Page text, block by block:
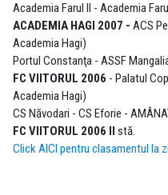
Academia Farul II - Academia
ACADEMIA HAGI 2007 - ACS
Academia Hagi)​
Portul Constanţa - ASSF
FC VIITORUL 2006 - Palatul
Academia Hagi)​
CS Năvodari - CS Eforie -
FC VIITORUL 2006 II stă.
Click AICI pentru clasamentul la